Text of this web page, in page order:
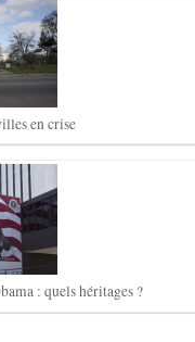
en crise
: quels héritages ?